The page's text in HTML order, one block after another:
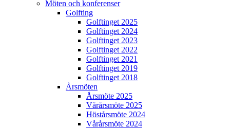
Möten och konferenser
Golfting
Golftinget 2025
Golftinget 2024
Golftinget 2023
Golftinget 2022
Golftinget 2021
Golftinget 2019
Golftinget 2018
Årsmöten
Årsmöte 2025
Vårårsmöte 2025
Höstårsmöte 2024
Vårårsmöte 2024